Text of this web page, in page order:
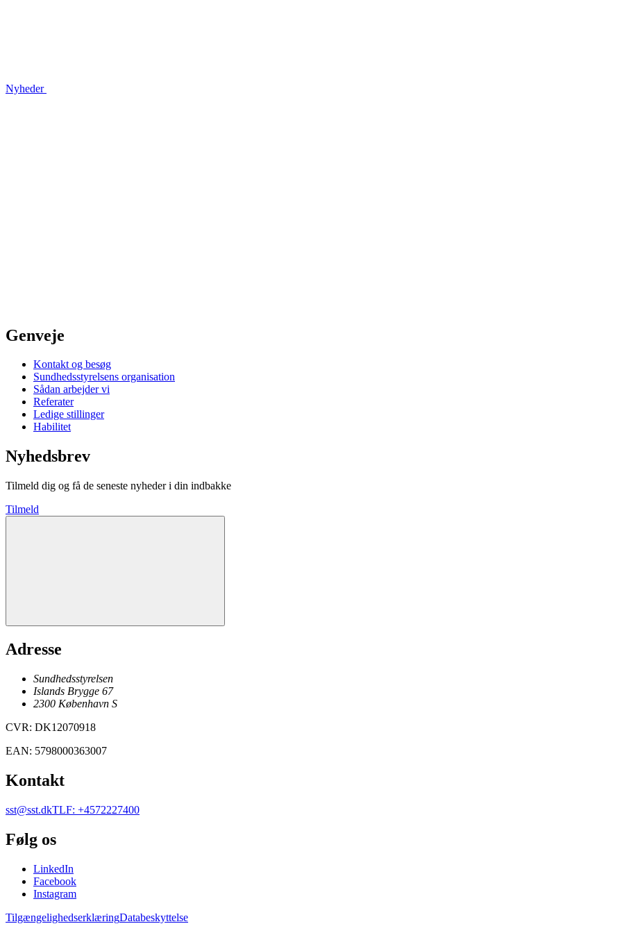
Nyheder
Genveje
Kontakt og besøg
Sundhedsstyrelsens organisation
Sådan arbejder vi
Referater
Ledige stillinger
Habilitet
Nyhedsbrev
Tilmeld dig og få de seneste nyheder i din indbakke
Tilmeld
Adresse
Sundhedsstyrelsen
Islands Brygge 67
2300 København S
CVR: DK12070918
EAN: 5798000363007
Kontakt
sst@sst.dkTLF: +4572227400
Følg os
LinkedIn
Facebook
Instagram
TilgængelighedserklæringDatabeskyttelse